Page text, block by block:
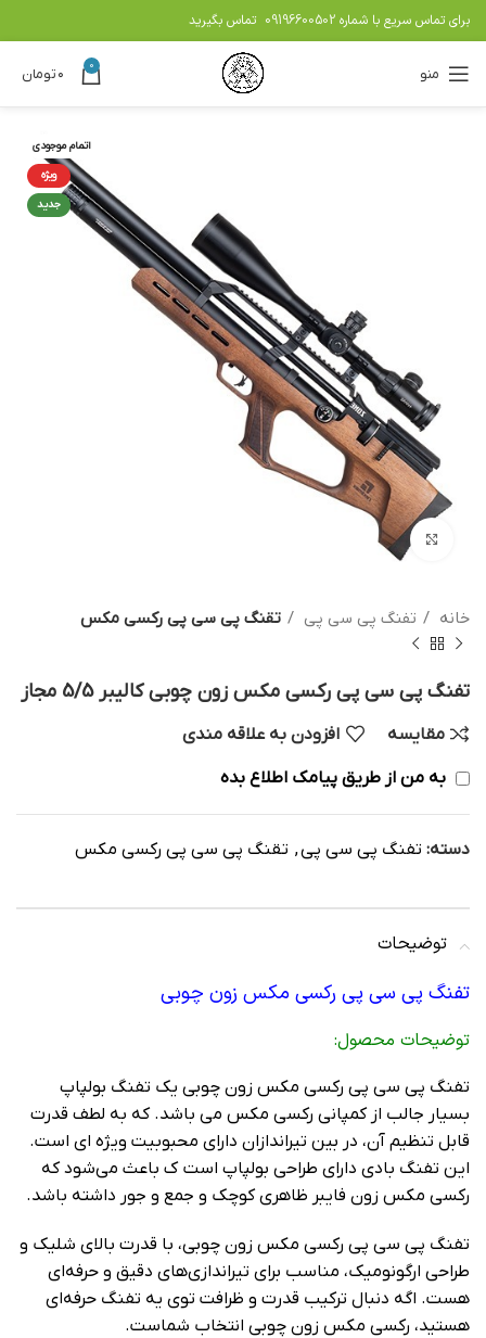
برای تماس سریع با شماره 09196600502 تماس بگیرید
منو 0 ۰تومان
اتمام موجودی
ویژه
جدید
بزرگنمایی تصویر
خانه تفنگ پی سی پی تقنگ پی سی پی رکسی مکس
تفنگ پی سی پی رکسی مکس زون چوبی کالیبر 5/5 مجاز
مقایسه افزودن به علاقه مندی
به من از طریق پیامک اطلاع بده
دسته: تفنگ پی سی پی, تقنگ پی سی پی رکسی مکس
توضیحات
تفنگ پی سی پی رکسی مکس زون چوبی
توضیحات محصول:
تفنگ پی سی پی رکسی مکس زون چوبی یک تفنگ بولپاپ
بسیار جالب از کمپانی رکسی مکس می باشد. که به لطف قدرت
قابل تنظیم آن، در بین تیراندازان دارای محبوبیت ویژه ای است.
این تفنگ بادی دارای طراحی بولپاپ است ک باعث می‌شود که
رکسی مکس زون فایبر ظاهری کوچک و جمع و جور داشته باشد.
تفنگ پی سی پی رکسی مکس زون چوبی، با قدرت بالای شلیک و
طراحی ارگونومیک، مناسب برای تیراندازی‌های دقیق و حرفه‌ای
هست. اگه دنبال ترکیب قدرت و ظرافت توی یه تفنگ حرفه‌ای
هستید، رکسی مکس زون چوبی انتخاب شماست.